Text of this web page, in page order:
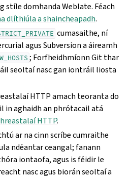
stíle domhanda Weblate. Féach
dlíthiúla a shaincheapadh.
cumasaithe, ní
agus Subversion a áireamh
; Forfheidhmíonn Git thar
seoltaí nasc gan iontráil liosta
HTTP amach teoranta do
in aghaidh an phrótacail atá
HTTP.
ar na cinn scríbe cumraithe
ndéantar ceangal; fanann
iontaofa, agus is féidir le
nasc agus biorán seoltaí a